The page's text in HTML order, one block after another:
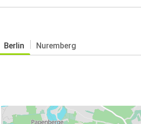
Berlin Nuremberg